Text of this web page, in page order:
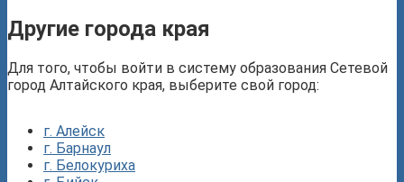
Другие города края
Для того, чтобы войти в систему образования Сетевой
город Алтайского края, выберите свой город:
г. Алейск
г. Барнаул
г. Белокуриха